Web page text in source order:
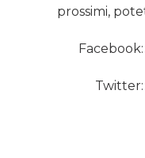
prossimi,
Facebook:
Twitter: